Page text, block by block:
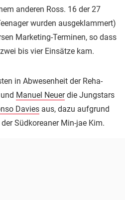
anderen Ross. 16 der 27
wurden ausgeklammert)
Marketing-Terminen, so dass
bis vier Einsätze kam.
in Abwesenheit der Reha-
Manuel Neuerdie Jungstars
Davies aus, dazu aufgrund
Südkoreaner Min-jae Kim.